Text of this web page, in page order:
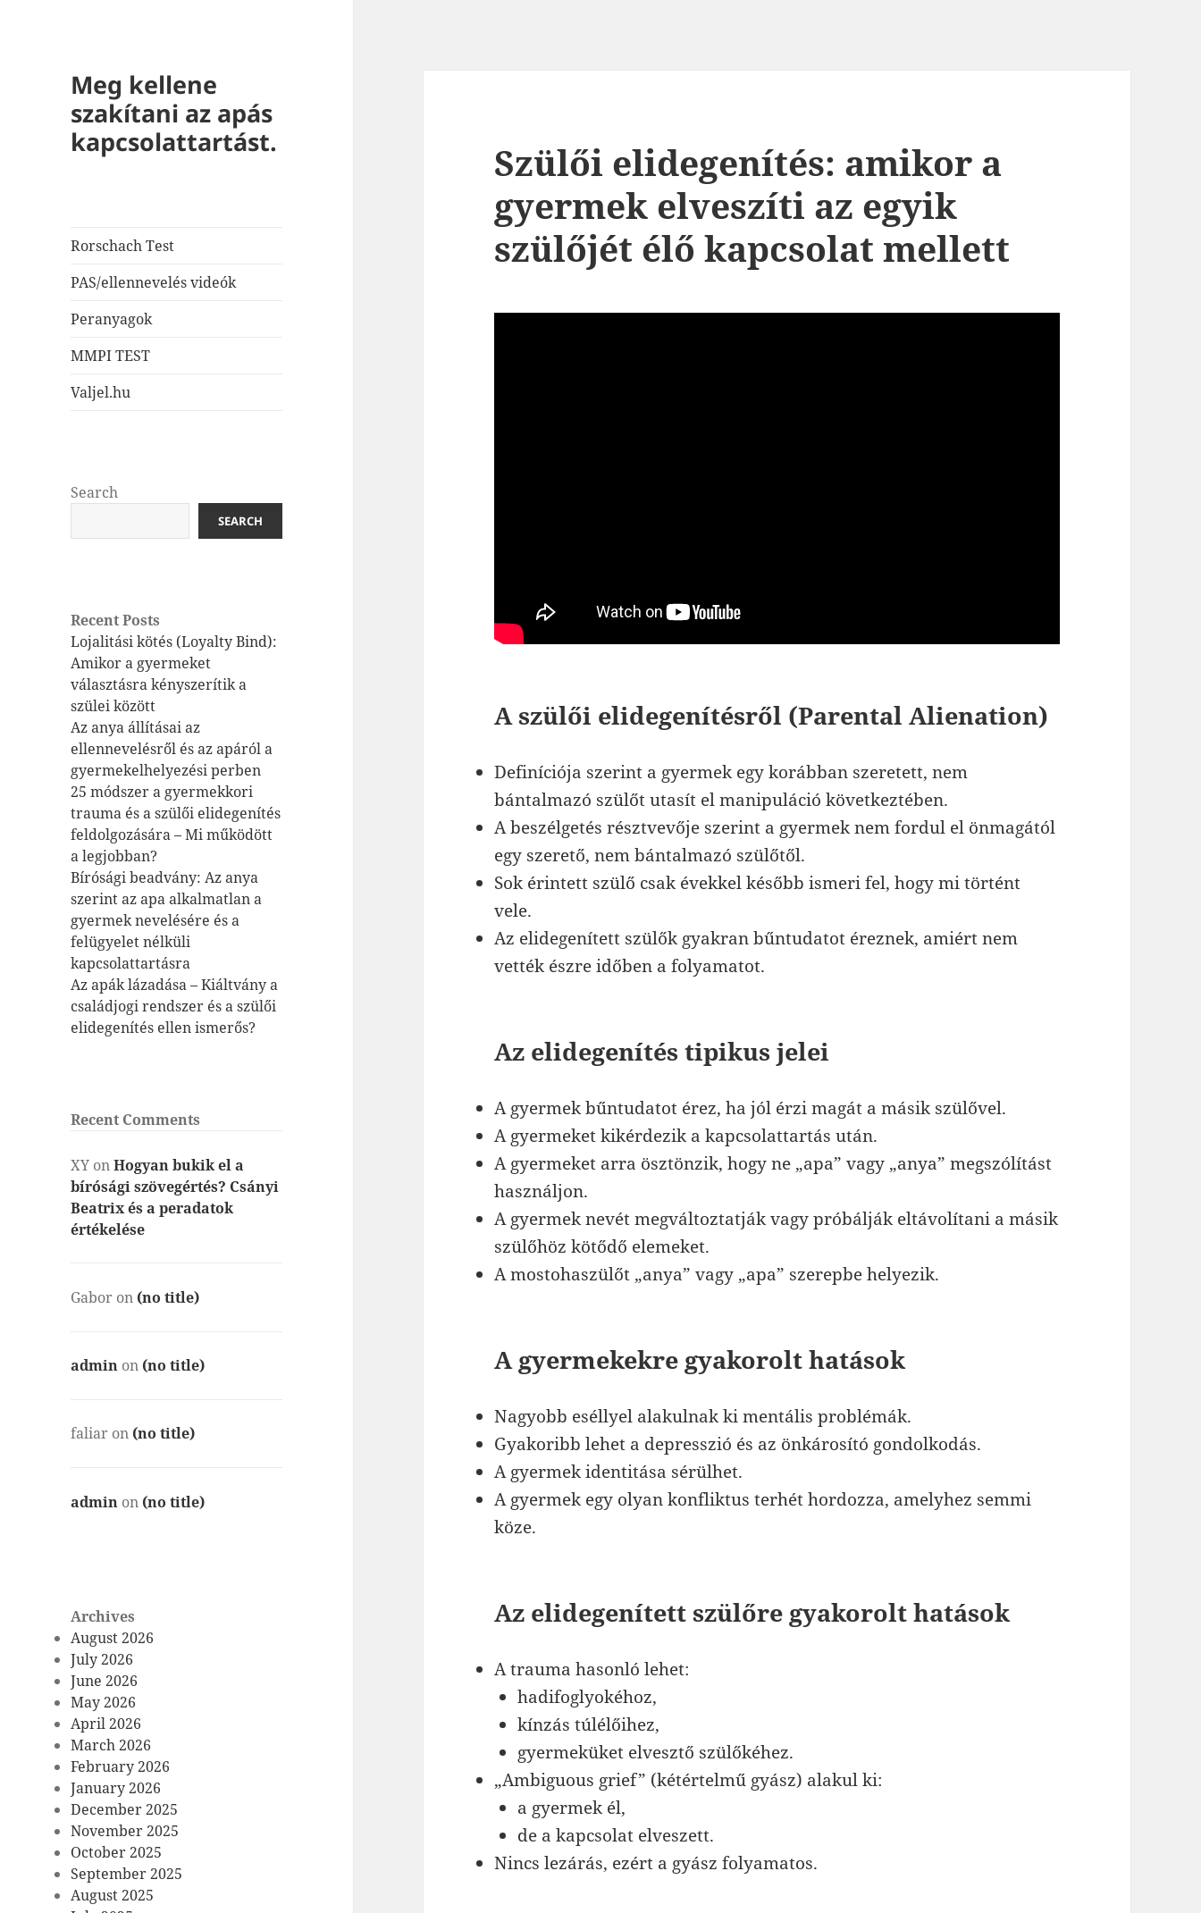
Meg kellene
szakítani az apás
kapcsolattartást.
Rorschach Test
PAS/ellennevelés videók
Peranyagok
MMPI TEST
Valjel.hu
Search
SEARCH
Recent Posts
Lojalitási kötés (Loyalty Bind):
Amikor a gyermeket
választásra kényszerítik a
szülei között
Az anya állításai az
ellennevelésről és az apáról a
gyermekelhelyezési perben
25 módszer a gyermekkori
trauma és a szülői elidegenítés
feldolgozására – Mi működött
a legjobban?
Bírósági beadvány: Az anya
szerint az apa alkalmatlan a
gyermek nevelésére és a
felügyelet nélküli
kapcsolattartásra
Az apák lázadása – Kiáltvány a
családjogi rendszer és a szülői
elidegenítés ellen ismerős?
Recent Comments
XY onHogyan bukik el a
bírósági szövegértés? Csányi
Beatrix és a peradatok
értékelése
Gabor on (no title)
admin on (no title)
faliar on (no title)
admin on (no title)
Archives
August 2026
July 2026
June 2026
May 2026
April 2026
March 2026
February 2026
January 2026
December 2025
November 2025
October 2025
September 2025
August 2025
Szülői elidegenítés: amikor a
gyermek elveszíti az egyik
szülőjét élő kapcsolat mellett
A szülői elidegenítésről (Parental Alienation)
Definíciója szerint a gyermek egy korábban szeretett, nem
bántalmazó szülőt utasít el manipuláció következtében.
A beszélgetés résztvevője szerint a gyermek nem fordul el önmagától
egy szerető, nem bántalmazó szülőtől.
Sok érintett szülő csak évekkel később ismeri fel, hogy mi történt
vele.
Az elidegenített szülők gyakran bűntudatot éreznek, amiért nem
vették észre időben a folyamatot.
Az elidegenítés tipikus jelei
A gyermek bűntudatot érez, ha jól érzi magát a másik szülővel.
A gyermeket kikérdezik a kapcsolattartás után.
A gyermeket arra ösztönzik, hogy ne „apa” vagy „anya” megszólítást
használjon.
A gyermek nevét megváltoztatják vagy próbálják eltávolítani a másik
szülőhöz kötődő elemeket.
A mostohaszülőt „anya” vagy „apa” szerepbe helyezik.
A gyermekekre gyakorolt hatások
Nagyobb eséllyel alakulnak ki mentális problémák.
Gyakoribb lehet a depresszió és az önkárosító gondolkodás.
A gyermek identitása sérülhet.
A gyermek egy olyan konfliktus terhét hordozza, amelyhez semmi
köze.
Az elidegenített szülőre gyakorolt hatások
A trauma hasonló lehet:
hadifoglyokéhoz,
kínzás túlélőihez,
gyermeküket elvesztő szülőkéhez.
„Ambiguous grief” (kétértelmű gyász) alakul ki:
a gyermek él,
de a kapcsolat elveszett.
Nincs lezárás, ezért a gyász folyamatos.